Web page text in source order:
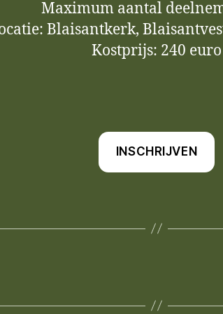
Maximum aantal
Blaisantkerk,
Kostprijs: 240 euro
INSCHRIJVEN